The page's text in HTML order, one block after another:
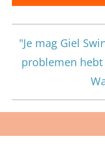
"Je mag Giel
problemen